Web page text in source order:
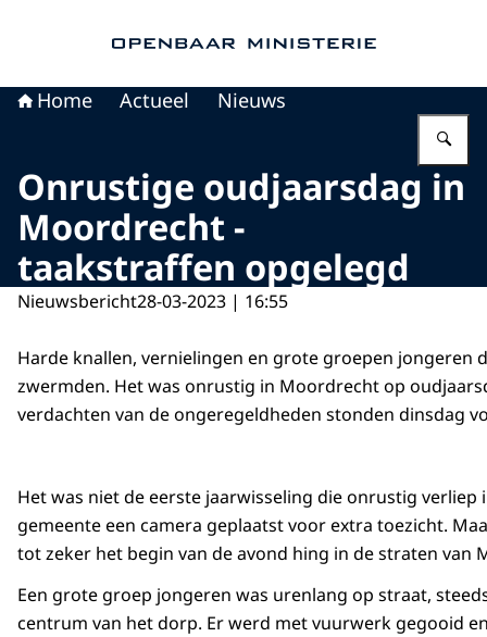
Home Actueel Nieuws
Onrustige oudjaarsdag in
Moordrecht -
taakstraffen opgelegd
Nieuwsbericht28-03-2023 | 16:55
Harde knallen, vernielingen en grote groepen jongeren
zwermden. Het was onrustig in Moordrecht op
verdachten van de ongeregeldheden stonden dinsdag
Het was niet de eerste jaarwisseling die onrustig
gemeente een camera geplaatst voor extra toezicht.
tot zeker het begin van de avond hing in de straten van
Een grote groep jongeren was urenlang op straat,
centrum van het dorp. Er werd met vuurwerk gegooid